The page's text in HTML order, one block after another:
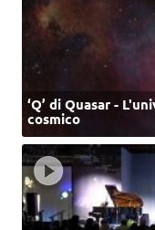
‘Q’ di Quasar -
cosmico